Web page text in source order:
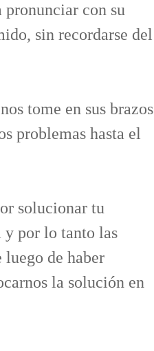
pronunciar con su
sin recordarse del
tome en sus brazos
problemas hasta el
solucionar tu
y por lo tanto las
luego de haber
la solución en